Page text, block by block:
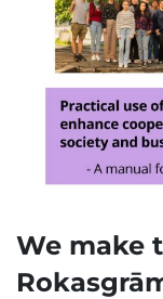
We make